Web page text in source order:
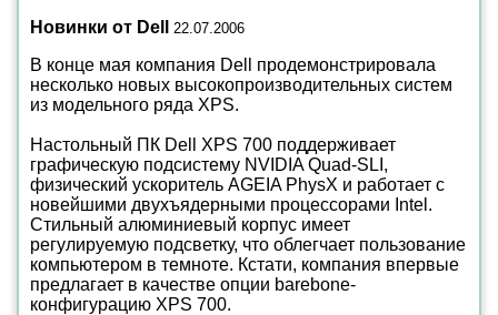
Новинки от Dell
22.07.2006
В конце мая компания Dell продемонстрировала
несколько новых высокопроизводительных систем
из модельного ряда XPS.
Настольный ПК Dell XPS 700 поддерживает
графическую подсистему NVIDIA Quad-SLI,
физический ускоритель AGEIA PhysX и работает с
новейшими двухъядерными процессорами Intel.
Стильный алюминиевый корпус имеет
регулируемую подсветку, что облегчает пользование
компьютером в темноте. Кстати, компания впервые
предлагает в качестве опции barebone-
конфигурацию XPS 700.